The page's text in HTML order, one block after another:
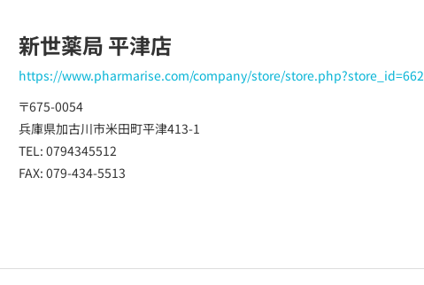
新世薬局 平津店
https://www.pharmarise.com/company/store/store.php?store_id=662
〒675-0054
兵庫県加古川市米田町平津413-1
TEL: 0794345512
FAX: 079-434-5513